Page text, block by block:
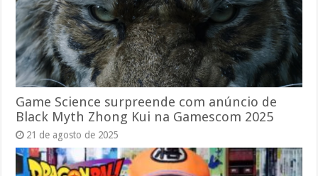
Game Science surpreende com anúncio de
Black Myth Zhong Kui na Gamescom 2025
21 de agosto de 2025